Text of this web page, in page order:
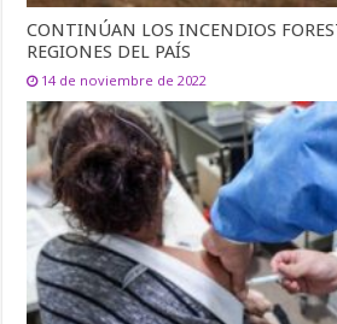
CONTINÚAN LOS INCENDIOS
REGIONES DEL PAÍS
14 de noviembre de 2022